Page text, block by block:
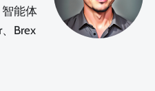
能体
Brex